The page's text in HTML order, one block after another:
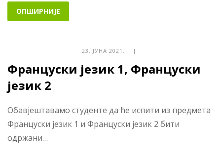
ОПШИРНИЈЕ
23. ЈУНА 2021. |
Француски језик 1, Француски
језик 2
Обавјештавамо студенте да ће испити из предмета
Француски језик 1 и Француски језик 2 бити
одржани…